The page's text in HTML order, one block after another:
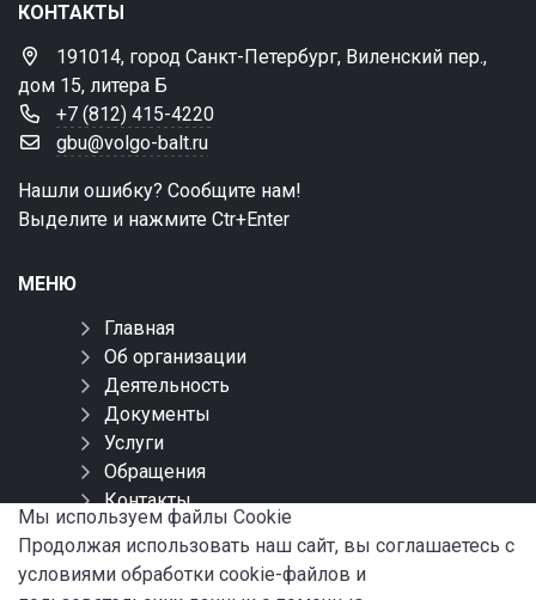
КОНТАКТЫ
191014, город Санкт-Петербург, Виленский пер.,
дом 15, литера Б
+7 (812) 415-4220
gbu@volgo-balt.ru
Нашли ошибку? Сообщите нам!
Выделите и нажмите Ctr+Enter
МЕНЮ
Главная
Об организации
Деятельность
Документы
Услуги
Обращения
Контакты
Карта сайта
СОЦИАЛЬНЫЕ СЕТИ
Мы используем файлы Сookie
Продолжая использовать наш сайт, вы соглашаетесь с
условиями обработки cookie-файлов и